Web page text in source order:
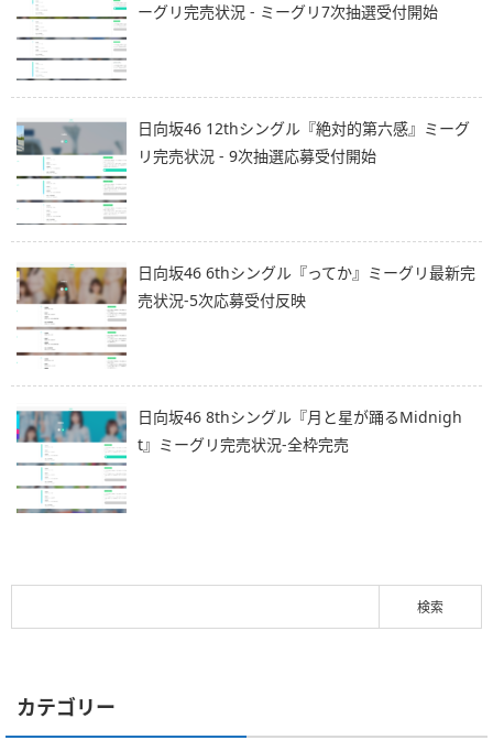
ーグリ完売状況 - ミーグリ7次抽選受付開始
日向坂46 12thシングル『絶対的第六感』ミーグ
リ完売状況 - 9次抽選応募受付開始
日向坂46 6thシングル『ってか』ミーグリ最新完
売状況-5次応募受付反映
日向坂46 8thシングル『月と星が踊るMidnigh
t』ミーグリ完売状況-全枠完売
カテゴリー